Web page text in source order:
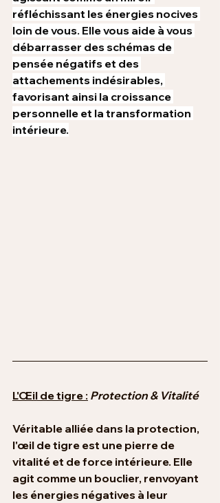
réfléchissant les énergies nocives
loin de vous. Elle vous aide à vous
débarrasser des schémas de
pensée négatifs et des
attachements indésirables,
favorisant ainsi la croissance
personnelle et la transformation
intérieure.
L'Œil de tigre : Protection & Vitalité
Véritable alliée dans la protection,
l'œil de tigre est une pierre de
vitalité et de force intérieure. Elle
agit comme un bouclier, renvoyant
les énergies négatives à leur